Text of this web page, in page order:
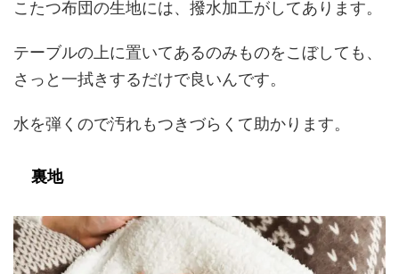
こたつ布団の生地には、撥水加工がしてあります。
テーブルの上に置いてあるのみものをこぼしても、
さっと一拭きするだけで良いんです。
水を弾くので汚れもつきづらくて助かります。
裏地